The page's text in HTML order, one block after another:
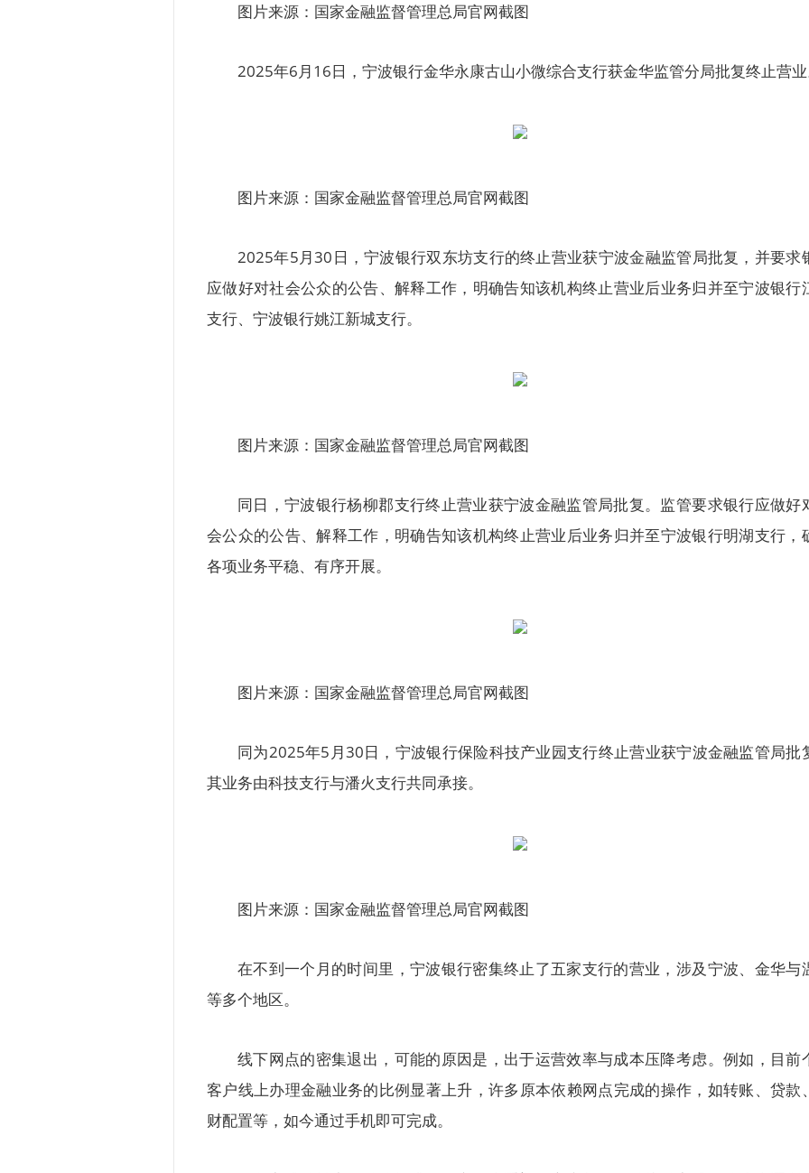
图片来源：国家金融监督管理总局官网截图
2025年6月16日，宁波银行金华永康古山小微综合支行获金华监管分局批复终止营业
图片来源：国家金融监督管理总局官网截图
2025年5月30日，宁波银行双东坊支行的终止营业获宁波金融监管局批复，并要求
应做好对社会公众的公告、解释工作，明确告知该机构终止营业后业务归并至宁波银行
支行、宁波银行姚江新城支行。
图片来源：国家金融监督管理总局官网截图
同日，宁波银行杨柳郡支行终止营业获宁波金融监管局批复。监管要求银行应做好
会公众的公告、解释工作，明确告知该机构终止营业后业务归并至宁波银行明湖支行，
各项业务平稳、有序开展。
图片来源：国家金融监督管理总局官网截图
同为2025年5月30日，宁波银行保险科技产业园支行终止营业获宁波金融监管局批
其业务由科技支行与潘火支行共同承接。
图片来源：国家金融监督管理总局官网截图
在不到一个月的时间里，宁波银行密集终止了五家支行的营业，涉及宁波、金华与
等多个地区。
线下网点的密集退出，可能的原因是，出于运营效率与成本压降考虑。例如，目前
客户线上办理金融业务的比例显著上升，许多原本依赖网点完成的操作，如转账、贷款
财配置等，如今通过手机即可完成。